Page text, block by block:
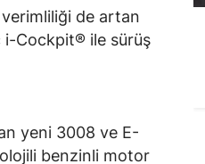
verimliliği de artan
i-Cockpit® ile sürüş
yeni 3008 ve E-
benzinli motor